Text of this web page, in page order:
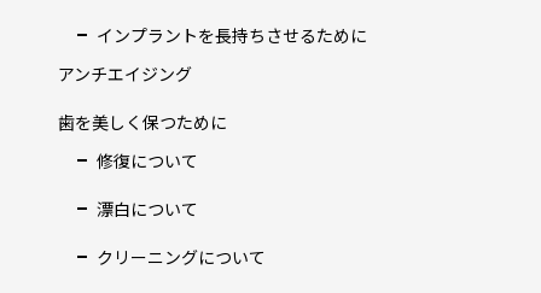
インプラントを長持ちさせるために
アンチエイジング
歯を美しく保つために
修復について
漂白について
クリーニングについて